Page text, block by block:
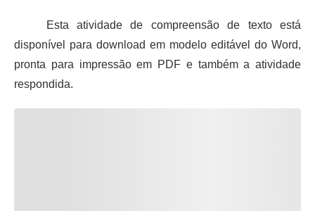
Esta atividade de compreensão de texto está
disponível para download em modelo editável do Word,
pronta para impressão em PDF e também a atividade
respondida.